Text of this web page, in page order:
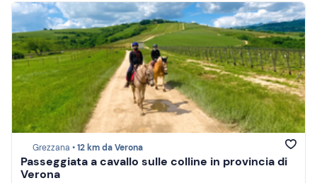
Grezzana •12 km da Verona
Passeggiata a cavallo sulle colline in provincia di
Verona